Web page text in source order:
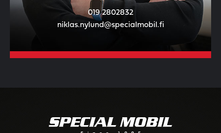
019 2802832
niklas.nylund@specialmobil.fi